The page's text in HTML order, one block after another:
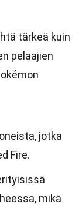
tärkeä kuin
pelaajien
jotka
Fire.
mikä